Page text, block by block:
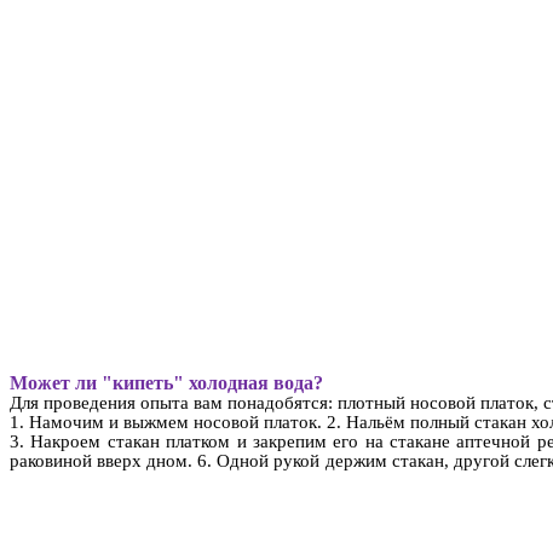
Может ли "кипеть" холодная вода?
Для проведения опыта вам понадобятся: плотный носовой платок,
1. Намочим и выжмем носовой платок. 2. Нальём полный стакан
3. Накроем стакан платком и закрепим его на стакане
раковиной вверх дном. 6. Одной рукой держим стакан, другой